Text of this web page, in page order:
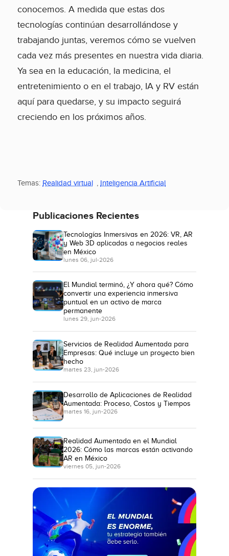
conocemos. A medida que estas dos
tecnologías continúan desarrollándose y
trabajando juntas, veremos cómo se vuelven
cada vez más presentes en nuestra vida diaria.
Ya sea en la educación, la medicina, el
entretenimiento o en el trabajo, IA y RV están
aquí para quedarse, y su impacto seguirá
creciendo en los próximos años.
Temas: Realidad virtual , Inteligencia Artificial
Publicaciones Recientes
Tecnologías Inmersivas en 2026: VR, AR
y Web 3D aplicadas a negocios reales
en México
lunes 06, jul-2026
El Mundial terminó, ¿Y ahora qué? Cómo
convertir una experiencia inmersiva
puntual en un activo de marca
permanente
lunes 29, jun-2026
Servicios de Realidad Aumentada para
Empresas: Qué incluye un proyecto bien
hecho
martes 23, jun-2026
Desarrollo de Aplicaciones de Realidad
Aumentada: Proceso, Costos y Tiempos
martes 16, jun-2026
Realidad Aumentada en el Mundial
2026: Cómo las marcas están activando
AR en México
viernes 05, jun-2026